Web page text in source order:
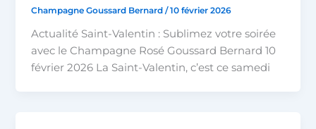
Champagne Goussard Bernard/10 février 2026
Actualité Saint-Valentin : Sublimez votre soirée
avec le Champagne Rosé Goussard Bernard 10
février 2026 La Saint-Valentin, c’est ce samedi